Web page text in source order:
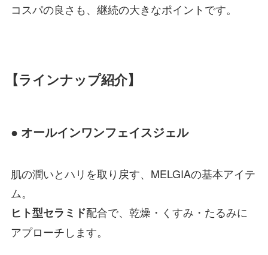
コスパの良さも、継続の大きなポイントです。
【ラインナップ紹介】
● オールインワンフェイスジェル
肌の潤いとハリを取り戻す、MELGIAの基本アイテ
ム。
ヒト型セラミド配合で、乾燥・くすみ・たるみに
アプローチします。